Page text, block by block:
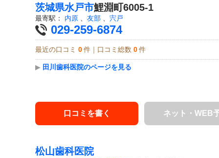
茨城県水戸市鯉淵町6005-1
最寄駅： 内原 友部 宍戸
029-259-6874
最近の口コミ 0 件｜口コミ総数 0 件
▶ 田川歯科医院のページを見る
口コミを書く ネット・WEB
松山歯科医院